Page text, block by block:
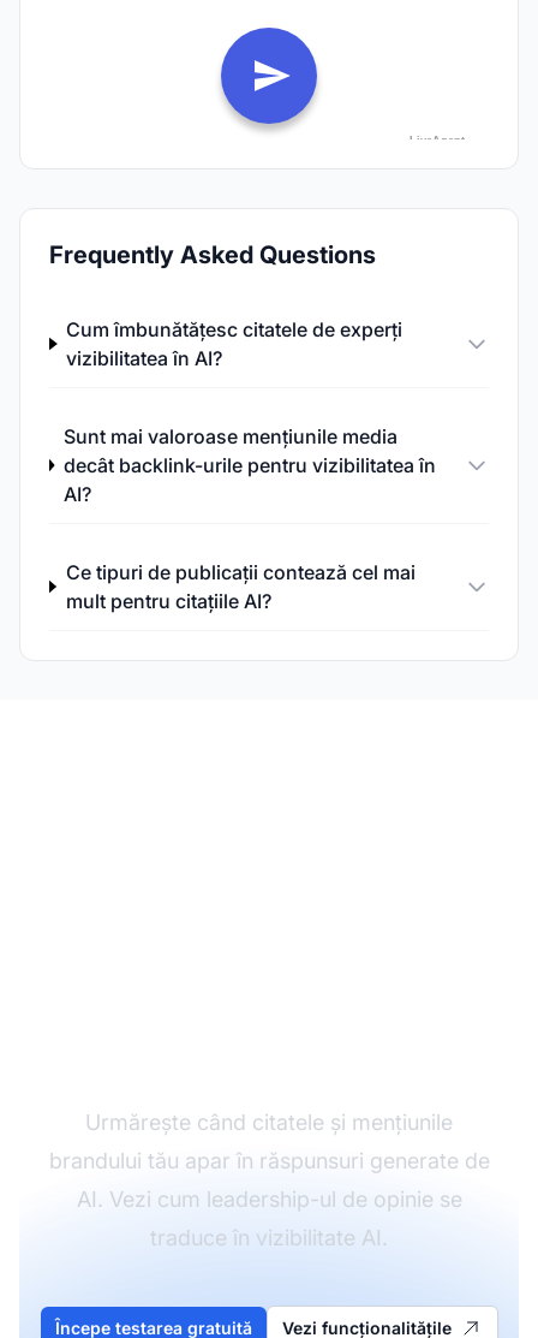
Frequently Asked Questions
Cum îmbunătățesc citatele de experți
vizibilitatea în AI?
Sunt mai valoroase mențiunile media
decât backlink-urile pentru vizibilitatea în
AI?
Ce tipuri de publicații contează cel mai
mult pentru citațiile AI?
Urmărește când citatele și mențiunile
brandului tău apar în răspunsuri generate de
AI. Vezi cum leadership-ul de opinie se
traduce în vizibilitate AI.
Începe testarea gratuită Vezi funcționalitățile